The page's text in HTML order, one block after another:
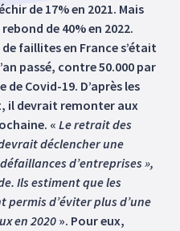
de 17% en 2021. Mais
de 40% en 2022.
faillites en France s’était
passé, contre 50.000 par
Covid-19. D’après les
il devrait remonter aux
« Le retrait des
déclencher une
d’entreprises »,
Ils estiment que les
d’éviter plus d’une
en 2020 ». Pour eux,